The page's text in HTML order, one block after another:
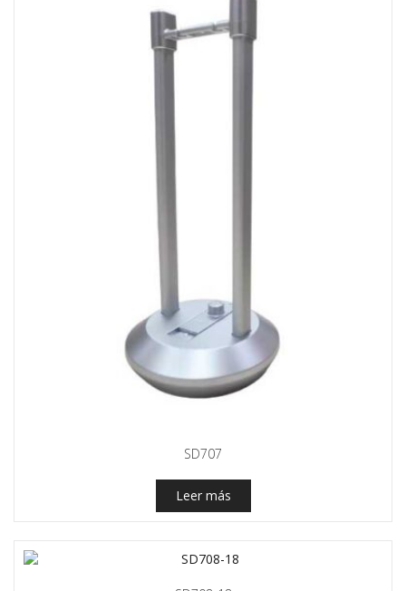
SD707
Leer más